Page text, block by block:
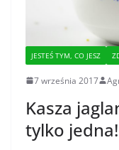
JESTEŚ TYM, CO JESZ
7 września 2017
Kasza
tylko jedna!